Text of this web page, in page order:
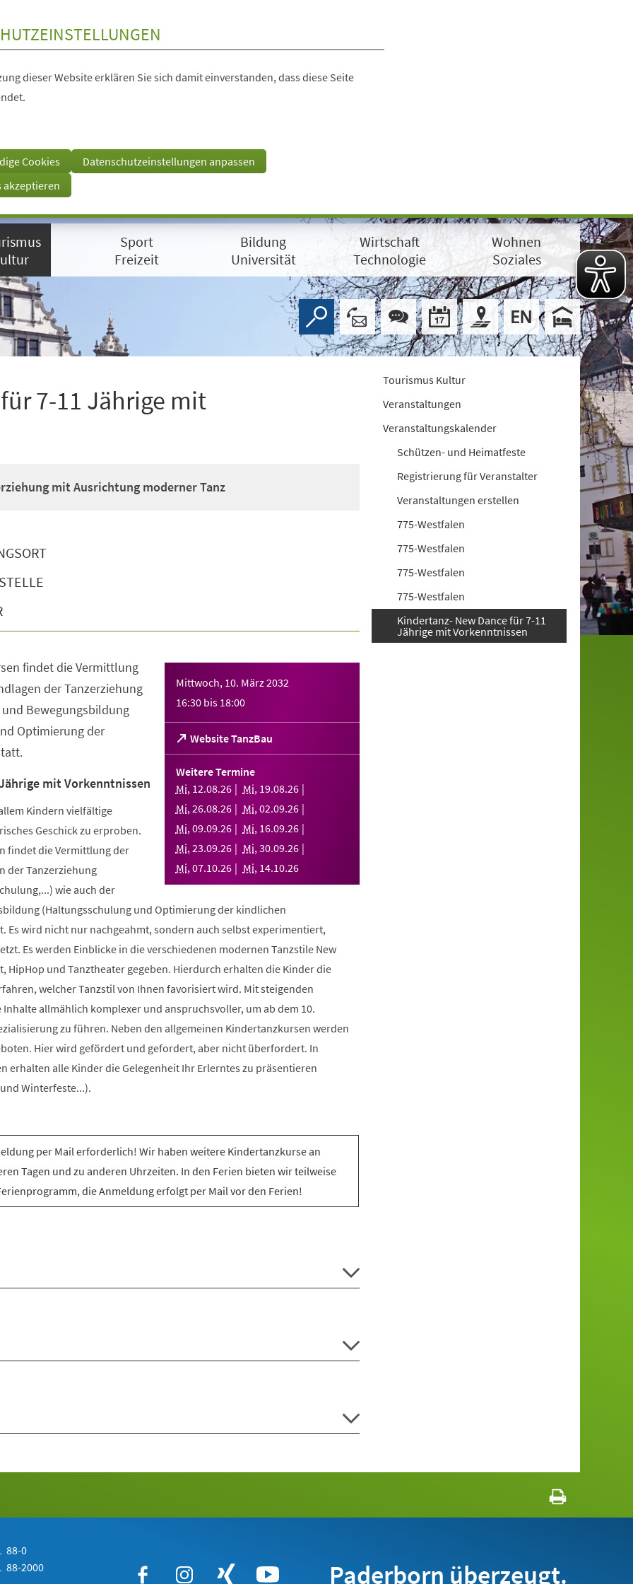
dieser Website erklären Sie sich damit einverstanden, dass diese Seite
Cookies
Datenschutzeinstellungen anpassen
akzeptieren
Sport
Freizeit
Bildung
Universität
Wirtschaft
Technologie
Wohnen
Soziales
7-11 Jährige mit
mit Ausrichtung moderner Tanz
Mittwoch, 10. März 2032
16:30 bis 18:00
Website TanzBau
(Öffnet
in
einem
neuen
Tab)
Weitere Termine
Mi, 12.08.26 Mi, 19.08.26
Mi,26.08.26 Mi,02.09.26
Mi,09.09.26 Mi, 16.09.26
Mi,23.09.26 Mi,30.09.26
Mi,07.10.26 Mi, 14.10.26
findet die Vermittlung
der Tanzerziehung
Bewegungsbildung
Optimierung der
mit Vorkenntnissen
Kindern vielfältige
Geschick zu erproben.
findet die Vermittlung der
der Tanzerziehung
wie auch der
(Haltungsschulung und Optimierung der kindlichen
Es wird nicht nur nachgeahmt, sondern auch selbst experimentiert,
Es werden Einblicke in die verschiedenen modernen Tanzstile New
HipHop und Tanztheater gegeben. Hierdurch erhalten die Kinder die
welcher Tanzstil von Ihnen favorisiert wird. Mit steigenden
allmählich komplexer und anspruchsvoller, um ab dem 10.
zu führen. Neben den allgemeinen Kindertanzkursen werden
Hier wird gefördert und gefordert, aber nicht überfordert. In
erhalten alle Kinder die Gelegenheit Ihr Erlerntes zu präsentieren
Winterfeste...).
per Mail erforderlich! Wir haben weitere Kindertanzkurse an
Tagen und zu anderen Uhrzeiten. In den Ferien bieten wir teilweise
die Anmeldung erfolgt per Mail vor den Ferien!
Tourismus Kultur
Veranstaltungen
Veranstaltungskalender
Schützen- und Heimatfeste
Registrierung für Veranstalter
Veranstaltungen erstellen
775-Westfalen
775-Westfalen
775-Westfalen
775-Westfalen
Kindertanz- New Dance für 7-11
Jährige mit Vorkenntnissen
88-0
88-2000 Paderborn überzeugt.